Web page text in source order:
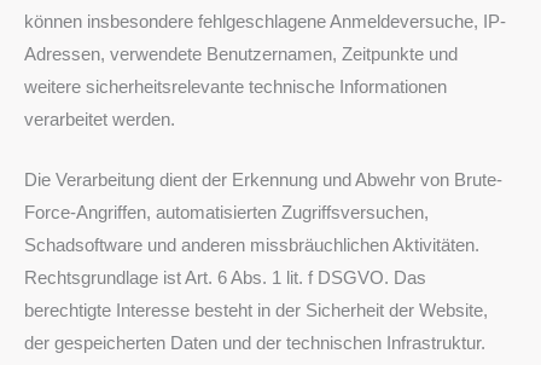
können insbesondere fehlgeschlagene Anmeldeversuche, IP-
Adressen, verwendete Benutzernamen, Zeitpunkte und
weitere sicherheitsrelevante technische Informationen
verarbeitet werden.
Die Verarbeitung dient der Erkennung und Abwehr von Brute-
Force-Angriffen, automatisierten Zugriffsversuchen,
Schadsoftware und anderen missbräuchlichen Aktivitäten.
Rechtsgrundlage ist Art. 6 Abs. 1 lit. f DSGVO. Das
berechtigte Interesse besteht in der Sicherheit der Website,
der gespeicherten Daten und der technischen Infrastruktur.